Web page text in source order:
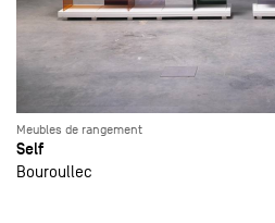
Meubles de rangement
Self
Bouroullec